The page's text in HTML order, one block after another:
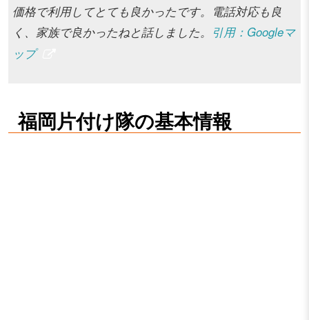
価格で利用してとても良かったです。電話対応も良
く、家族で良かったねと話しました。 引用：Googleマ
ップ
福岡片付け隊の基本情報